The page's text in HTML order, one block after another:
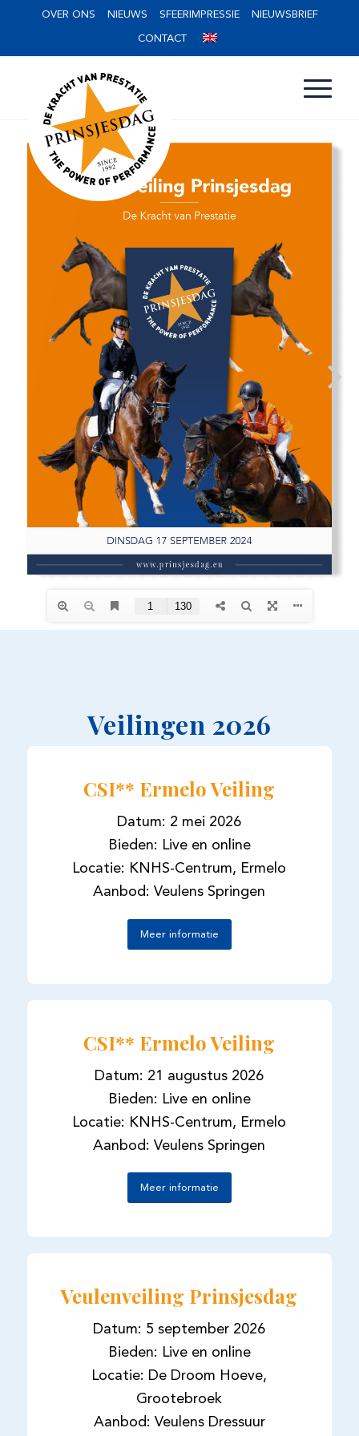
OVER ONS NIEUWS SFEERIMPRESSIE NIEUWSBRIEF
CONTACT
Veilingen 2026
CSI** Ermelo Veiling
Datum: 2 mei 2026
Bieden: Live en online
Locatie: KNHS-Centrum, Ermelo
Aanbod: Veulens Springen
Meer informatie
CSI** Ermelo Veiling
Datum: 21 augustus 2026
Bieden: Live en online
Locatie: KNHS-Centrum, Ermelo
Aanbod: Veulens Springen
Meer informatie
Veulenveiling Prinsjesdag
Datum: 5 september 2026
Bieden: Live en online
Locatie: De Droom Hoeve,
Grootebroek
Aanbod: Veulens Dressuur